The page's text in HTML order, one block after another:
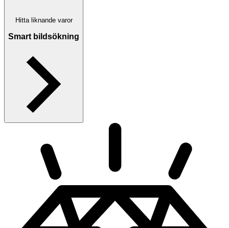
Hitta liknande varor
Smart bildsökning